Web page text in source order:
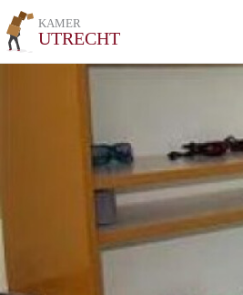
KAMER
UTRECHT